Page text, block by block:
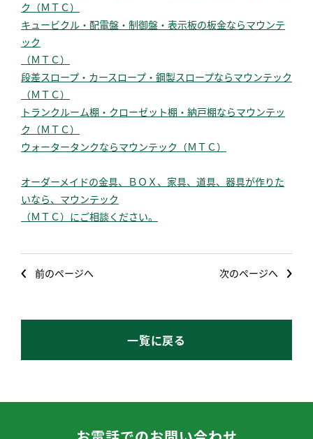
ク（ＭＴＣ）
キュービクル・配電盤・制御盤・表示板の板金ならマウンテ
ック
（ＭＴＣ）
段差スロープ・カースロープ・鋼製スロープならマウンテック
（ＭＴＣ）
トランクルーム棚・クローゼット棚・納戸棚ならマウンテッ
ク（ＭＴＣ）
ウォータータンクならマウンテック（ＭＴＣ）
オーダーメイドの金具、ＢＯＸ、家具、道具、器具が作りた
いなら、マウンテック
（ＭＴＣ） にご相談ください。
前のページへ 次のページへ
一覧に戻る